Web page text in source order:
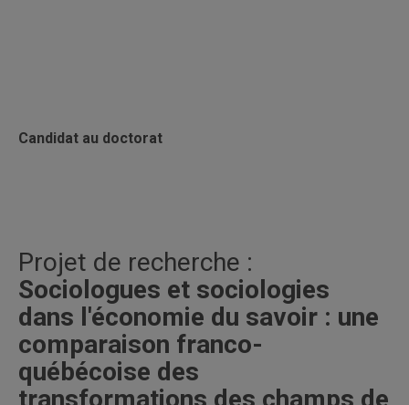
Candidat au doctorat
Projet de recherche :
Sociologues et sociologies
dans l'économie du savoir : une
comparaison franco-
québécoise des